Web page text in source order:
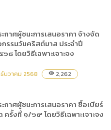
กาศผู้ชนะการเสนอราคา จ้างจัด
รรมวันคริสต์มาส ประจำปี
๘ โดยวิธีเฉพาะเจาะจง
ธันวาคม 2568 visibility 2,262
กาศผู้ชนะการเสนอราคา ซื้อเบียร์
ครั้งที่ ๑/๖๙ โดยวิธีเฉพาะเจาะจง